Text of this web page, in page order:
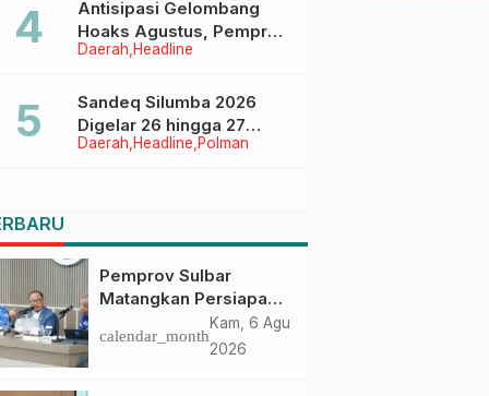
di Pasangkayu
Daerah Headline
Antisipasi Gelombang
Hoaks Agustus, Pemprov
Sulbar Ajak Warga Jaga
Daerah Headline Polman
Sandeq Silumba 2026
Digelar 26 hingga 27
September, Rangkaian
Pemprov Sulbar
Matangkan Persiapan
HUT Ke-81 RI, Puncak
Upacara di Lapangan
calendar_month
Kam, 6 Agu
2026